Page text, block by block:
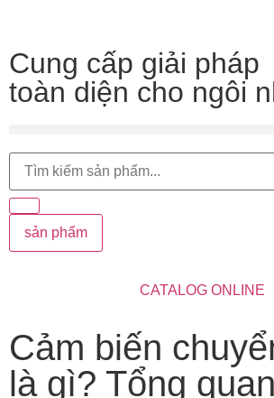
Cung cấp giải pháp
toàn diện cho ngôi
sản phẩm
CATALOG ONLINE
Cảm biến
là gì? Tổng